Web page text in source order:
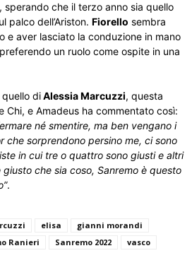
, sperando che il terzo anno sia quello
palco dell’Ariston. Fiorello sembra
e aver lasciato la conduzione in mano
un ruolo come ospite in una
diAlessia Marcuzzi, questa
Chi, e Amadeus ha commentato così:
né smentire, ma ben vengano i
che sorprendono persino me, ci sono
in cui tre o quattro sono giusti e altri
che sia coso, Sanremo è questo
.
elisa
gianni morandi
Ranieri Sanremo 2022 vasco